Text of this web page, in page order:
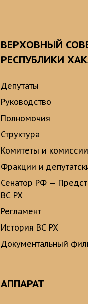
ВЕРХОВНЫЙ
РЕСПУБЛИКИ
Депутаты
Руководство
Полномочия
Структура
Комитеты и комиссии
Фракции и
Сенатор РФ —
ВС РХ
Регламент
История ВС РХ
Документальный
АППАРАТ